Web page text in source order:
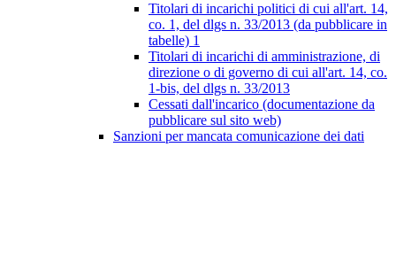
Titolari di incarichi politici di cui all'art. 14,
co. 1, del dlgs n. 33/2013 (da pubblicare in
tabelle) 1
Titolari di incarichi di amministrazione, di
direzione o di governo di cui all'art. 14, co.
1-bis, del dlgs n. 33/2013
Cessati dall'incarico (documentazione da
pubblicare sul sito web)
Sanzioni per mancata comunicazione dei dati